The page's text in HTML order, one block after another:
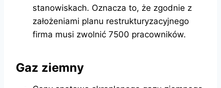
stanowiskach. Oznacza to, że zgodnie z
założeniami planu restrukturyzacyjnego
firma musi zwolnić 7500 pracowników.
Gaz ziemny